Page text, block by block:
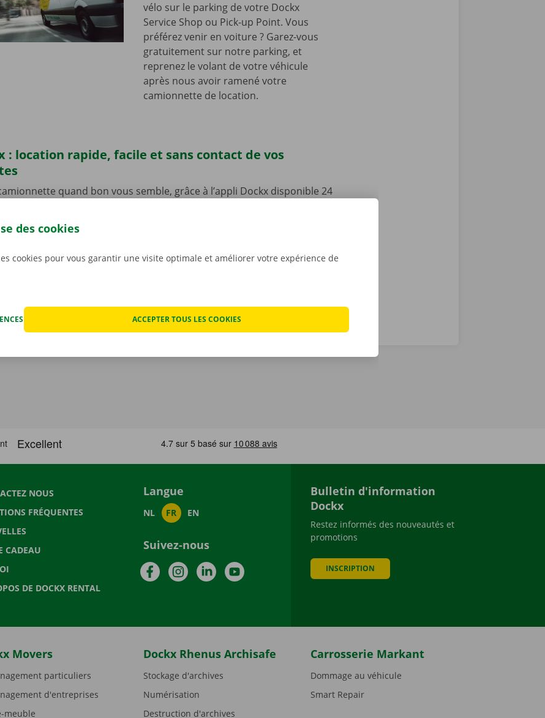
vélo sur le parking de votre Dockx
Service Shop ou Pick-up Point. Vous
préférez venir en voiture ? Garez-vous
gratuitement sur notre parking, et
reprenez le volant de votre véhicule
après nous avoir ramené votre
camionnette de location.
: location rapide, facile et sans contact de vos
quand bon vous semble, grâce à l’appli Dockx disponible 24
offre de véhicules, choisissez une camionnette, payez, et le tour est
NOUS
FRÉQUENTES
CADEAU
DE DOCKX RENTAL
Langue
NL FR EN
Suivez-nous
FacebookInstagramLinkedInYouTube
Bulletin d'information
Dockx
Restez informés des nouveautés et
promotions
INSCRIPTION
Movers
particuliers
d'entreprises
meuble
Dockx Rhenus Archisafe
Stockage d'archives
Numérisation
Destruction d'archives
Carrosserie Markant
Dommage au véhicule
Smart Repair
des cookies
cookies pour vous garantir une visite optimale et améliorer votre expérience de
ACCEPTER TOUS LES COOKIES